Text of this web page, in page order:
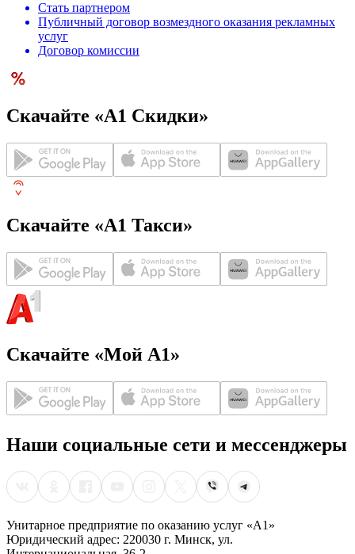
Стать партнером
Публичный договор возмездного оказания рекламных
услуг
Договор комиссии
Скачайте «А1 Скидки»
Скачайте «А1 Такси»
Скачайте «Мой А1»
Наши социальные сети и мессенджеры
Унитарное предприятие по оказанию услуг «А1»
Юридический адрес: 220030 г. Минск, ул.